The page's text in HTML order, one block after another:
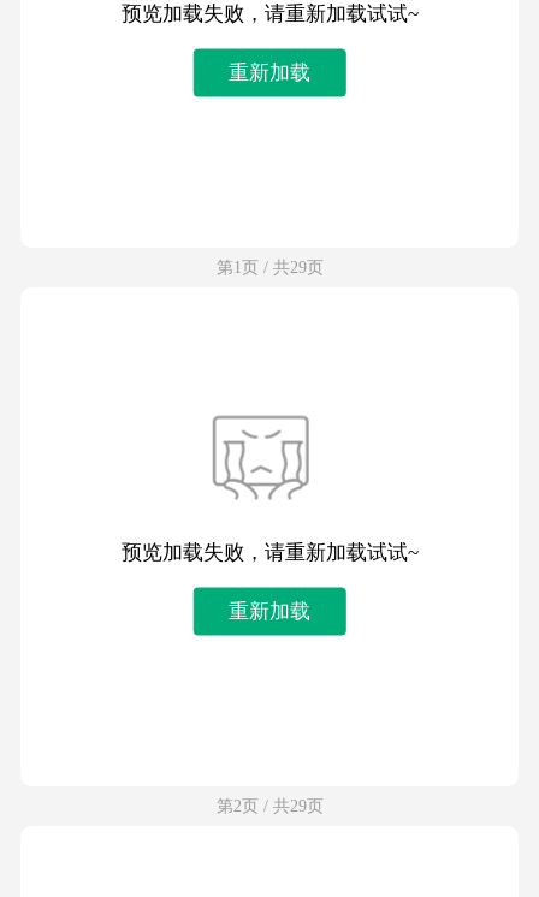
预览加载失败，请重新加载试试~
重新加载
第1页 / 共29页
预览加载失败，请重新加载试试~
重新加载
第2页 / 共29页